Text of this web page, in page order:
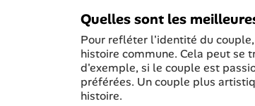
Quelles sont les
Pour refléter l'identité du
histoire commune. Cela peut se
d'exemple, si le couple est
préférées. Un couple plus
histoire.